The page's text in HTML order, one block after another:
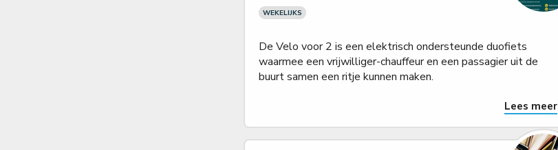
WEKELIJKS
De Velo voor 2 is een elektrisch ondersteunde duofiets
waarmee een vrijwilliger-chauffeur en een passagier uit de
buurt samen een ritje kunnen maken.
Lees meer